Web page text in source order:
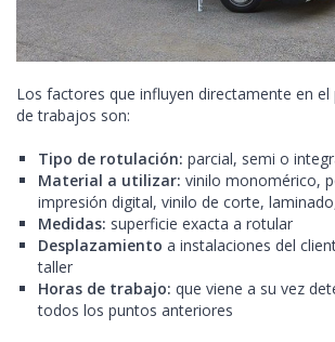
Los factores que influyen directamente en
de trabajos son:
Tipo de rotulación: parcial, semi o
Material a utilizar: vinilo monomérico,
impresión digital, vinilo de corte,
Medidas: superficie exacta a rotular
Desplazamiento a instalaciones del
taller
Horas de trabajo: que viene a su vez
todos los puntos anteriores